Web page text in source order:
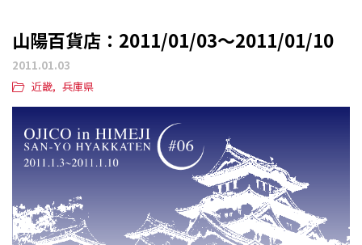
山陽百貨店：2011/01/03〜2011/01/10
2011.01.03
近畿
兵庫県